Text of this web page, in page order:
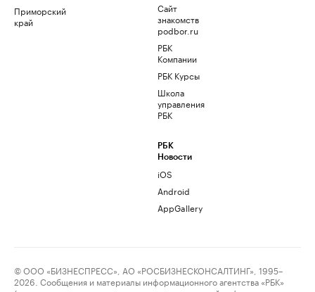
Приморский
край
Сайт
знакомств
podbor.ru
РБК
Компании
РБК Курсы
Школа
управления
РБК
РБК
Новости
iOS
Android
AppGallery
© ООО «БИЗНЕСПРЕСС», АО «РОСБИЗНЕСКОНСАЛТИНГ», 1995–
2026. Сообщения и материалы информационного агентства «РБК»